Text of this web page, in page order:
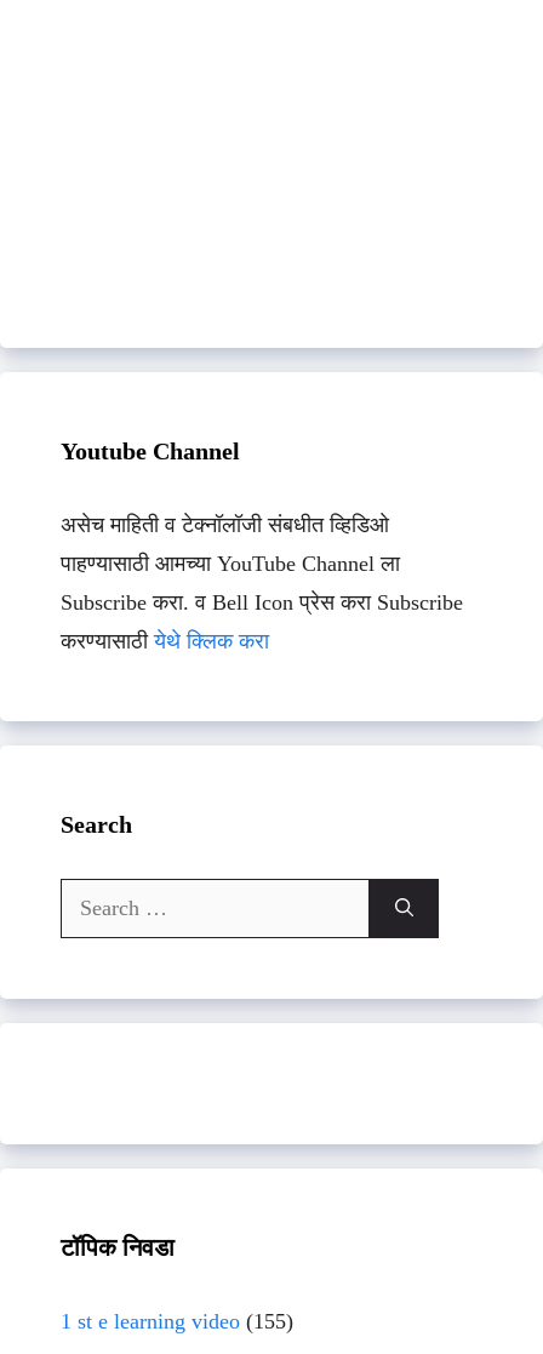
Youtube Channel
असेच माहिती व टेक्नॉलॉजी संबधीत व्हिडिओ
पाहण्यासाठी आमच्या YouTube Channel ला
Subscribe करा. व Bell Icon प्रेस करा Subscribe
करण्यासाठीयेथे क्लिक करा
Search
Search
for:
टॉपिक निवडा
1 st e learning video (155)